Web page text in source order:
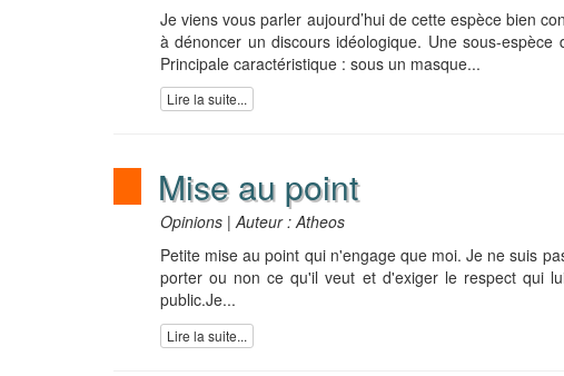
Je viens vous parler aujourd’hui de cette espèce bien
à dénoncer un discours idéologique. Une sous-
Principale caractéristique : sous un masque...
Lire la suite...
Mise au point
Opinions | Auteur : Atheos
Petite mise au point qui n'engage que moi. Je ne suis
porter ou non ce qu'il veut et d'exiger le respect qui
public.Je...
Lire la suite...